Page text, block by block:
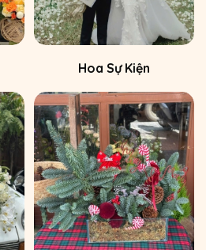
Hoa Sự Kiện